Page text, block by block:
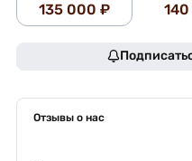
135 000 ₽
Отзывы о нас